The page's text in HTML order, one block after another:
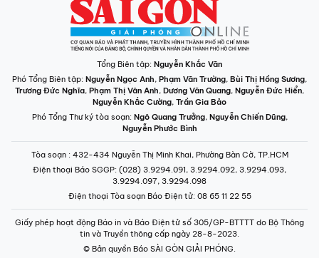
Tổng Biên tập: Nguyễn Khắc Văn
Phó Tổng Biên tập: Nguyễn Ngọc Anh, Phạm Văn Trường, Bùi Thị Hồng Sương,
Trương Đức Nghĩa, Phạm Thị Vân Anh, Dương Văn Quang, Nguyễn Đức Hiển,
Nguyễn Khắc Cường, Trần Gia Bảo
Phó Tổng Thư ký tòa soạn: Ngô Quang Trưởng, Nguyễn Chiến Dũng,
Nguyễn Phước Bình
Tòa soạn : 432-434 Nguyễn Thị Minh Khai, Phường Bàn Cờ, TP.HCM
Điện thoại Báo SGGP: (028) 3.9294.091, 3.9294.092, 3.9294.093,
3.9294.097, 3.9294.098
Điện thoại Tòa soạn Báo Điện tử: 08 65 11 22 55
Giấy phép hoạt động Báo in và Báo Điện tử số 305/GP-BTTTT do Bộ Thông
tin và Truyền thông cấp ngày 28-8-2023.
© Bản quyền Báo SÀI GÒN GIẢI PHÓNG.